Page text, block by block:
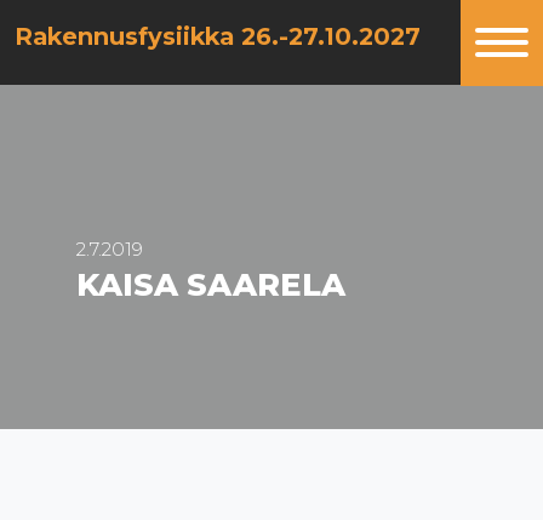
‎ ‎ Rakennusfysiikka 26.-27.10.2027
2.7.2019
KAISA SAARELA